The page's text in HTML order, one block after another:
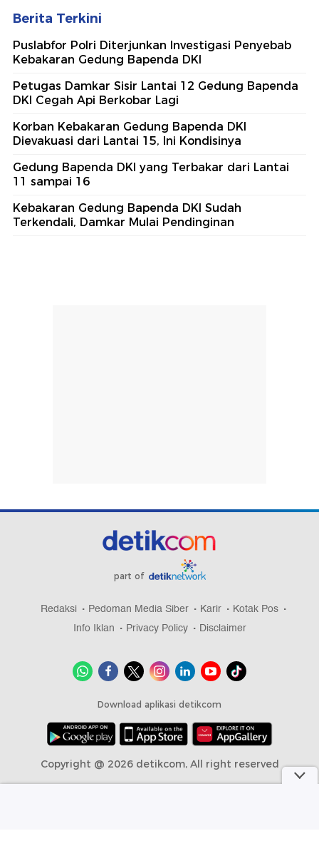
Berita Terkini
Puslabfor Polri Diterjunkan Investigasi Penyebab
Kebakaran Gedung Bapenda DKI
Petugas Damkar Sisir Lantai 12 Gedung Bapenda
DKI Cegah Api Berkobar Lagi
Korban Kebakaran Gedung Bapenda DKI
Dievakuasi dari Lantai 15, Ini Kondisinya
Gedung Bapenda DKI yang Terbakar dari Lantai
11 sampai 16
Kebakaran Gedung Bapenda DKI Sudah
Terkendali, Damkar Mulai Pendinginan
part of
Redaksi Pedoman Media Siber Karir
Kotak Pos
Info Iklan
Privacy Policy Disclaimer
Download aplikasi detikcom
Copyright @ 2026 detikcom, All right reserved